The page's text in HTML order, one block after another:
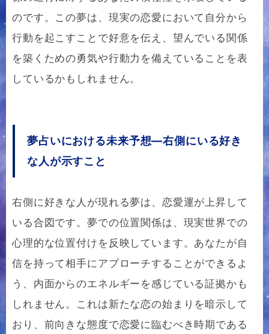
のです。この夢は、現実の恋愛において自分から
行動を起こすことで好意を伝え、望んでいる関係
を築くための勇気や行動力を備えていることを表
しているかもしれません。
夢占いにおける未来予想―右側にいる好き
な人が示すこと
右側に好きな人が現れる夢は、恋愛運が上昇して
いる合図です。夢での位置関係は、現実世界での
心理的な位置付けを反映しています。あなたが自
信を持って相手にアプローチすることができるよ
う、内面からのエネルギーを感じている証拠かも
しれません。これは新たな恋の始まりを暗示して
おり、前向きな態度で恋愛に臨むべき時期である